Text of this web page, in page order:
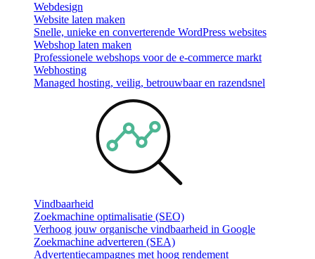
Webdesign
Website laten maken
Snelle, unieke en converterende WordPress websites
Webshop laten maken
Professionele webshops voor de e-commerce markt
Webhosting
Managed hosting, veilig, betrouwbaar en razendsnel
Vindbaarheid
Zoekmachine optimalisatie (SEO)
Verhoog jouw organische vindbaarheid in Google
Zoekmachine adverteren (SEA)
Advertentiecampagnes met hoog rendement